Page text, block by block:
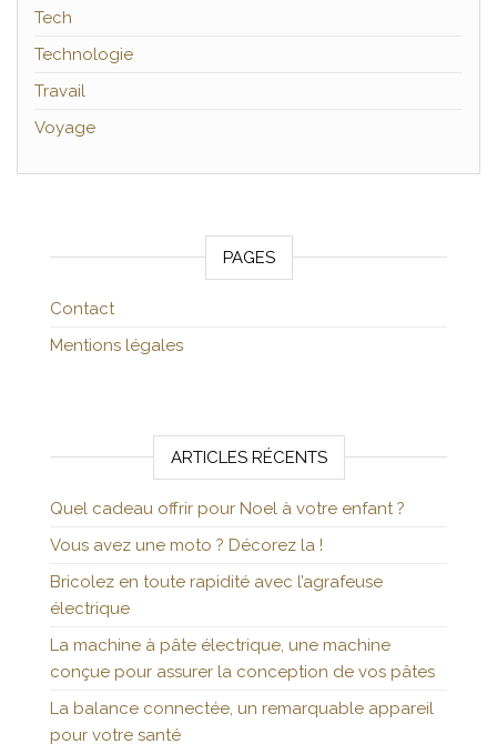
Tech
Technologie
Travail
Voyage
PAGES
Contact
Mentions légales
ARTICLES RÉCENTS
Quel cadeau offrir pour Noel à votre enfant ?
Vous avez une moto ? Décorez la !
Bricolez en toute rapidité avec l’agrafeuse
électrique
La machine à pâte électrique, une machine
conçue pour assurer la conception de vos pâtes
La balance connectée, un remarquable appareil
pour votre santé